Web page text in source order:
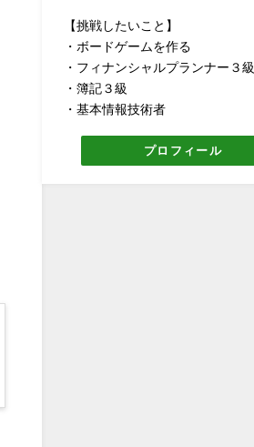
【挑戦したいこと】
・ボードゲームを作る
・フィナンシャルプランナー３級
・簿記３級
・基本情報技術者
プロフィール